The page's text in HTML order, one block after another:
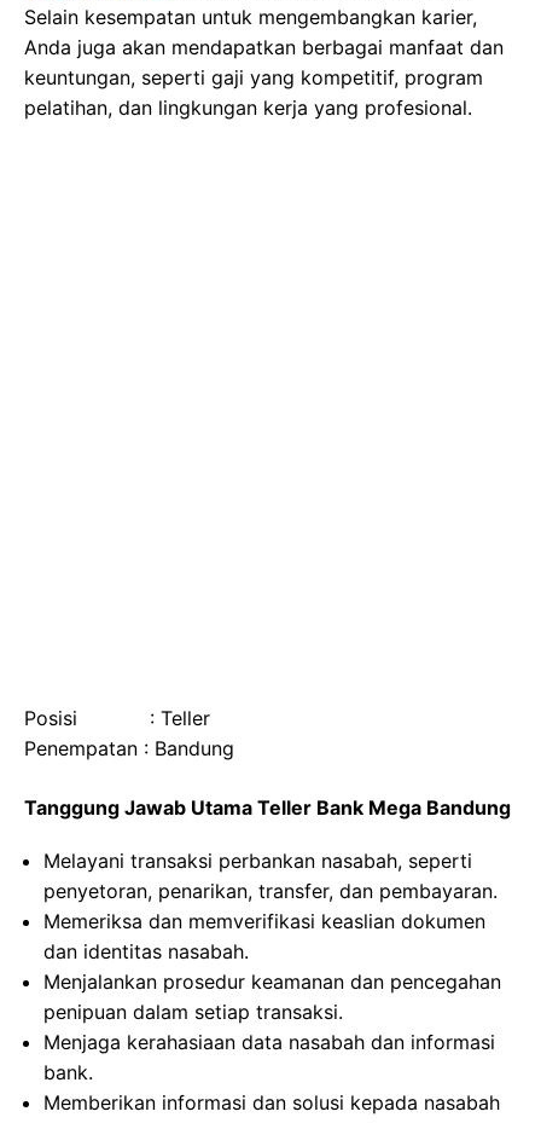
Selain kesempatan untuk mengembangkan karier,
Anda juga akan mendapatkan berbagai manfaat dan
keuntungan, seperti gaji yang kompetitif, program
pelatihan, dan lingkungan kerja yang profesional.
Posisi : Teller
Penempatan : Bandung
Tanggung Jawab Utama Teller Bank Mega Bandung
Melayani transaksi perbankan nasabah, seperti
penyetoran, penarikan, transfer, dan pembayaran.
Memeriksa dan memverifikasi keaslian dokumen
dan identitas nasabah.
Menjalankan prosedur keamanan dan pencegahan
penipuan dalam setiap transaksi.
Menjaga kerahasiaan data nasabah dan informasi
bank.
Memberikan informasi dan solusi kepada nasabah